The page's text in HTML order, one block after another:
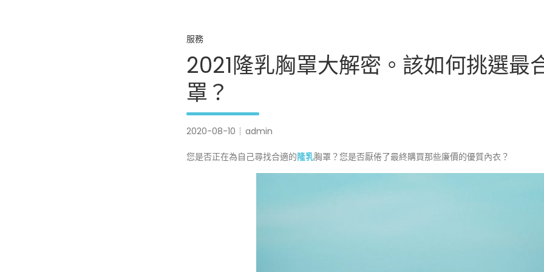
服務
2021隆乳胸罩大解密。該如何挑選最
罩？
2020-08-10 admin
您是否正在為自己尋找合適的隆乳胸罩？您是否厭倦了最終購買那些廉價的優質內衣？